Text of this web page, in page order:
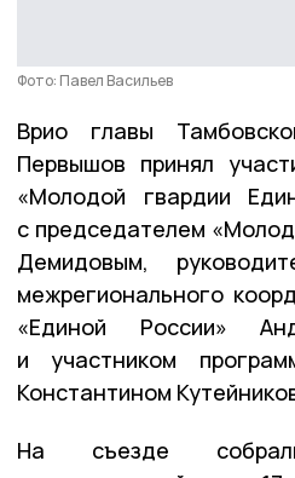
Фото: Павел Васильев
Врио главы
Первышов принял
«Молодой гвардии
с председателем
Демидовым,
межрегионального
«Единой России»
и участником
Константином
На съезде